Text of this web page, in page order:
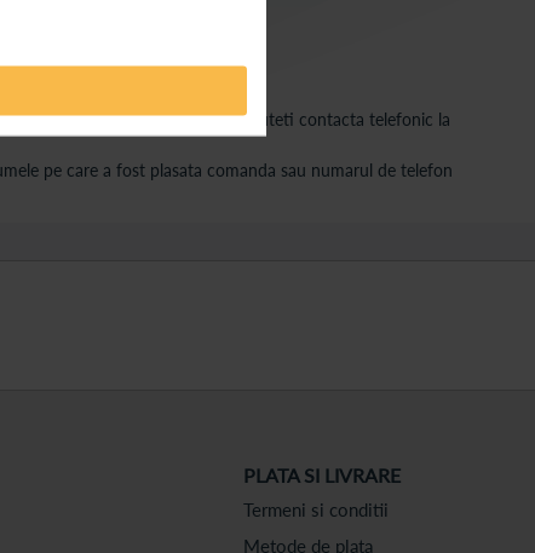
e-mail[email protected]sau ne puteti contacta telefonic la
pe care a fost plasata comanda sau numarul de telefon
PLATA SI LIVRARE
Termeni si conditii
Metode de plata